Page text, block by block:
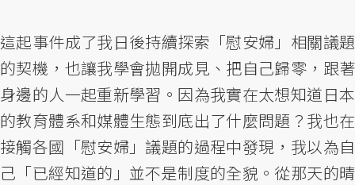
這起事件成了我日後持續探索「慰安婦」相關議題
的契機，也讓我學會拋開成見、把自己歸零，跟著
身邊的人一起重新學習。因為我實在太想知道日本
的教育體系和媒體生態到底出了什麼問題？我也在
接觸各國「慰安婦」議題的過程中發現，我以為自
己「已經知道的」並不是制度的全貌。從那天的晴